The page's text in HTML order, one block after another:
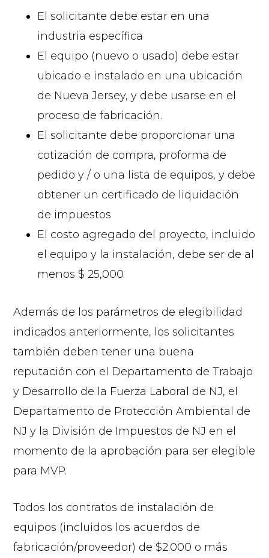
El solicitante debe estar en una
industria específica
El equipo (nuevo o usado) debe estar
ubicado e instalado en una ubicación
de Nueva Jersey, y debe usarse en el
proceso de fabricación.
El solicitante debe proporcionar una
cotización de compra, proforma de
pedido y / o una lista de equipos, y debe
obtener un certificado de liquidación
de impuestos
El costo agregado del proyecto, incluido
el equipo y la instalación, debe ser de al
menos $ 25,000
Además de los parámetros de elegibilidad
indicados anteriormente, los solicitantes
también deben tener una buena
reputación con el Departamento de Trabajo
y Desarrollo de la Fuerza Laboral de NJ, el
Departamento de Protección Ambiental de
NJ y la División de Impuestos de NJ en el
momento de la aprobación para ser elegible
para MVP.
Todos los contratos de instalación de
equipos (incluidos los acuerdos de
fabricación/proveedor) de $2.000 o más